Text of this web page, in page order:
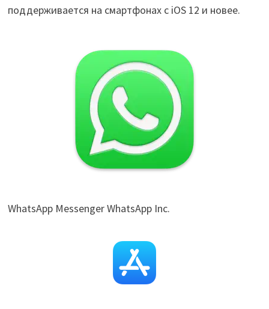
поддерживается на смартфонах с iOS 12 и новее.
WhatsApp Messenger WhatsApp Inc.